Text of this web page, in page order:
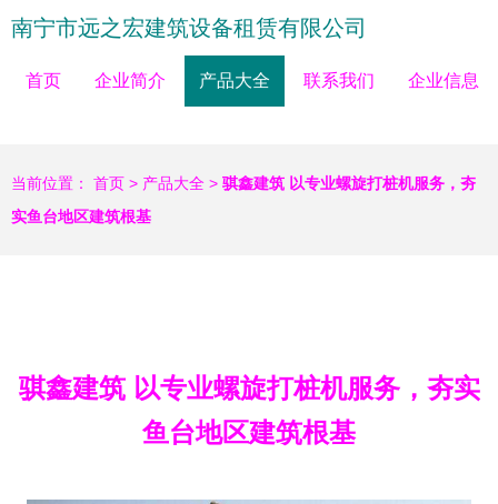
南宁市远之宏建筑设备租赁有限公司
首页 企业简介 产品大全 联系我们 企业信息
当前位置： 首页 > 产品大全 > 骐鑫建筑 以专业螺旋打桩机服务，夯
实鱼台地区建筑根基
骐鑫建筑 以专业螺旋打桩机服务，夯实
鱼台地区建筑根基